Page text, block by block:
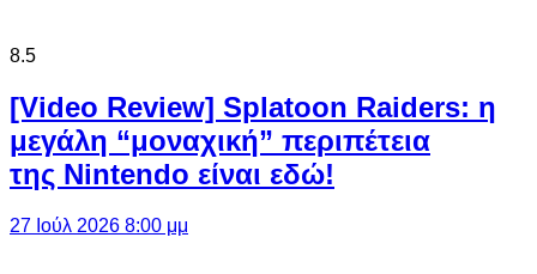
8.5
[Video Review] Splatoon Raiders: η
μεγάλη “μοναχική” περιπέτεια
της Nintendo είναι εδώ!
27 Ιούλ 2026 8:00 μμ